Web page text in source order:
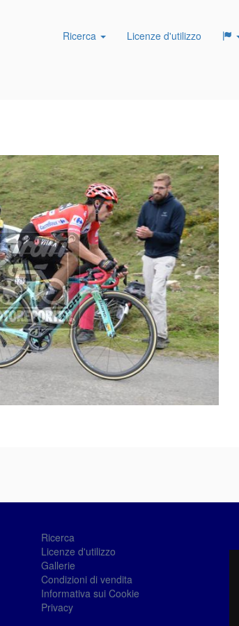
Ricerca Licenze d'utilizzo
Ricerca
Licenze d'utilizzo
Gallerie
Condizioni di vendita
Informativa sui Cookie
Privacy